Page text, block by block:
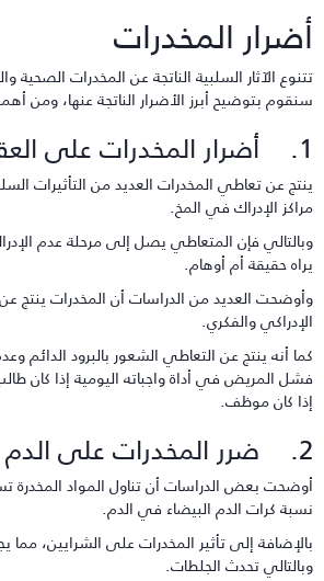
المخدرات
الآثار السلبية الناتجة عن المخدرات الصحية
بتوضيح أبرز الأضرار الناتجة عنها، ومن أهمها:
عن تعاطي المخدرات العديد من التأثيرات
الإدراك في المخ.
فإن المتعاطي يصل إلى مرحلة عدم
حقيقة أم أوهام.
العديد من الدراسات أن المخدرات ينتج عن
والفكري.
أنه ينتج عن التعاطي الشعور بالبرود الدائم وعدم
المريض في أداة واجباته اليومية إذا كان طالب،
كان موظف.
بعض الدراسات أن تناول المواد المخدرة
كرات الدم البيضاء في الدم.
إلى تأثير المخدرات على الشرايين، مما
تحدث الجلطات.